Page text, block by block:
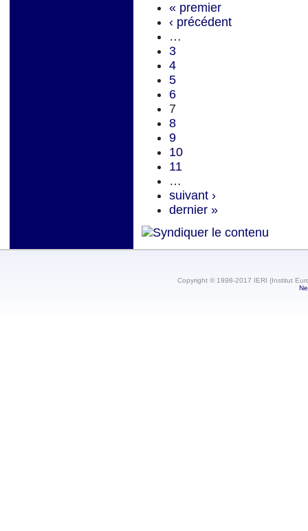
« premier
‹ précédent
…
3
4
5
6
7
8
9
10
11
…
suivant ›
dernier »
Copyright © 1998-2017 IERI (Institut